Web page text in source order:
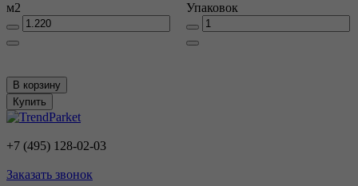
м2 Упаковок
В корзину
Купить
+7 (495) 128-02-03
Заказать звонок